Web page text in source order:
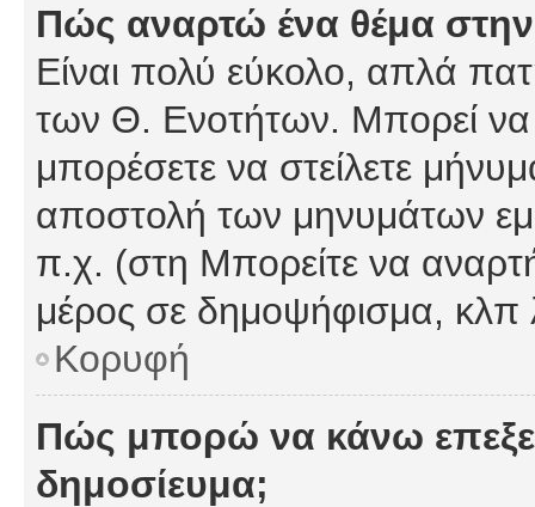
Πώς αναρτώ ένα θέμα
Είναι πολύ εύκολο, απλά
των Θ. Ενοτήτων. Μπορεί να
μπορέσετε να στείλετε
αποστολή των μηνυμάτων
π.χ. (στη Μπορείτε να
μέρος σε δημοψήφισμα, κλπ
Κορυφή
Πώς μπορώ να κάνω
δημοσίευμα;